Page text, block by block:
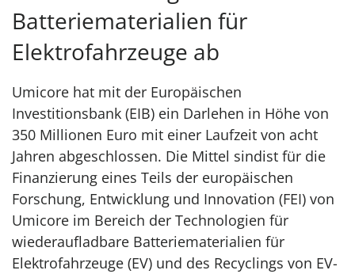
Batteriematerialien für
Elektrofahrzeuge ab
Umicore hat mit der Europäischen
Investitionsbank (EIB) ein Darlehen in Höhe von
350 Millionen Euro mit einer Laufzeit von acht
Jahren abgeschlossen. Die Mittel sindist für die
Finanzierung eines Teils der europäischen
Forschung, Entwicklung und Innovation (FEI) von
Umicore im Bereich der Technologien für
wiederaufladbare Batteriematerialien für
Elektrofahrzeuge (EV) und des Recyclings von EV-